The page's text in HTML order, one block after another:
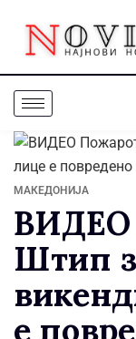
МАКЕДОНИЈА
ВИДЕО
Штип
е